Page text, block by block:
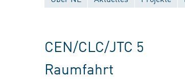
CEN/CLC/JTC 5
Raumfahrt